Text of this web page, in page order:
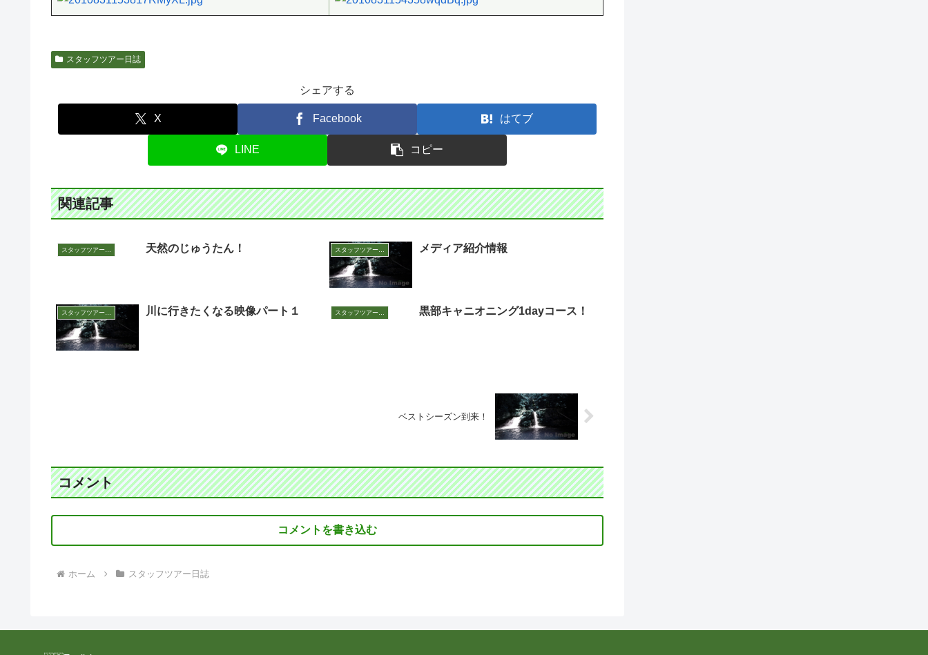
スタッフツアー日誌
シェアする
X Facebook はてブ
LINE コピー
関連記事
スタッフツアー日誌 天然のじゅうたん！ スタッフツアー日誌 メディア紹介情報
川に行きたくなる映像パート１ 黒部キャニオニング1dayコース！
ベストシーズン到来！
コメント
コメントを書き込む
ホーム スタッフツアー日誌